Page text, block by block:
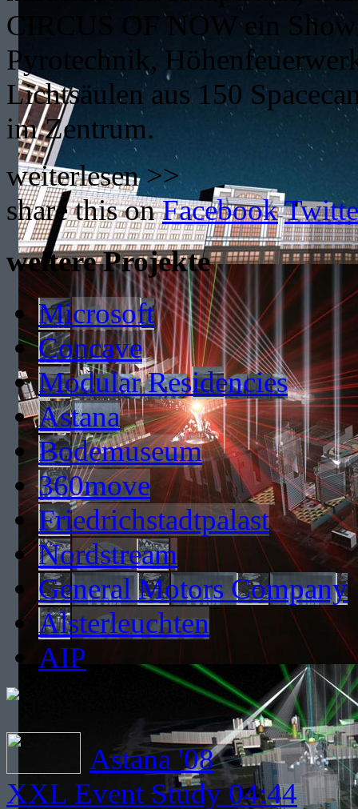
CIRCUS OF NOW ein
Pyrotechnik,
Lichtsäulen aus 150
im Zentrum.
weiterlesen >>
share this onFacebook
weitere Projekte
Microsoft
Concave
Modular Residencies
Astana
Bodemuseum
360move
Friedrichstadtpalast
Nordstream
General Motors Company
Alsterleuchten
AIP
Astana '08
XXL Event Study 04:44